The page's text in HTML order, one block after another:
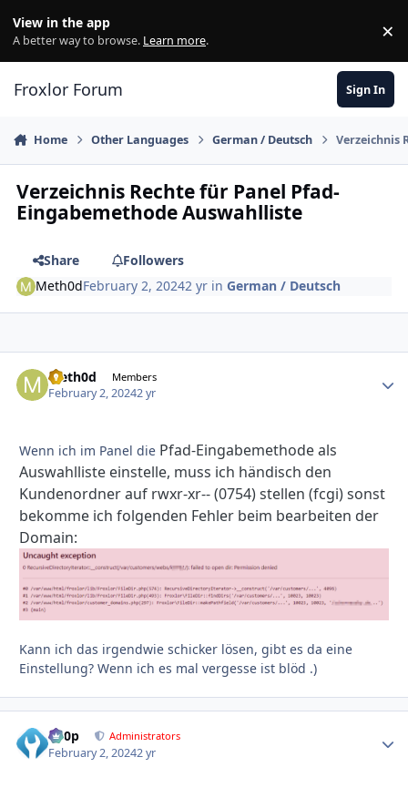
View in the app
A better way to browse. Learn more. ×
Froxlor Forum Sign In
Home Other Languages German / Deutsch Verzeichnis
Verzeichnis Rechte für Panel Pfad-
Eingabemethode Auswahlliste
Share
Followers
Meth0dFebruary 2, 20242 yr inGerman / Deutsch
Meth0d Members
February 2, 20242 yr
Wenn ich im Panel die Pfad-Eingabemethode als
Auswahlliste einstelle, muss ich händisch den
Kundenordner auf rwxr-xr-- (0754) stellen (fcgi) sonst
bekomme ich folgenden Fehler beim bearbeiten der
Domain:
Kann ich das irgendwie schicker lösen, gibt es da eine
Einstellung? Wenn ich es mal vergesse ist blöd .)
d00p Administrators
February 2, 20242 yr